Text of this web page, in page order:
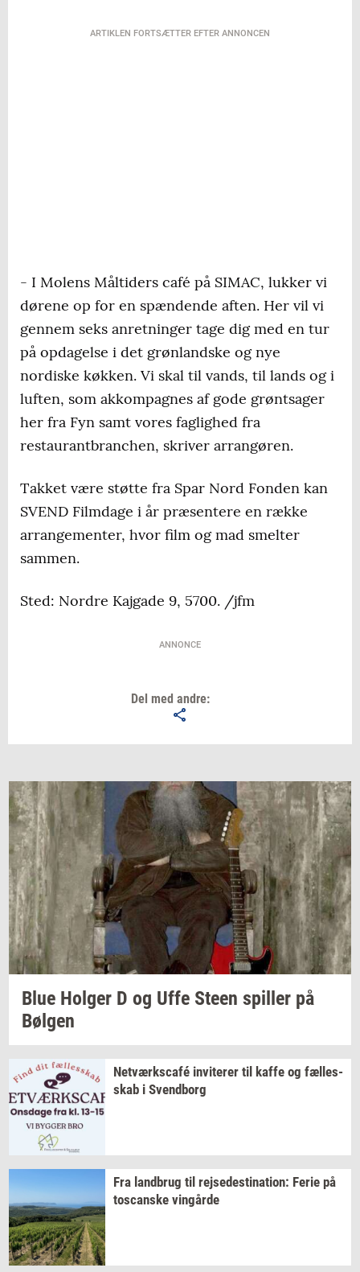
ARTIKLEN FORTSÆTTER EFTER ANNONCEN
- I Molens Måltiders café på SIMAC, lukker vi
dørene op for en spændende aften. Her vil vi
gennem seks anretninger tage dig med en tur
på opdagelse i det grønlandske og nye
nordiske køkken. Vi skal til vands, til lands og i
luften, som akkompagnes af gode grøntsager
her fra Fyn samt vores faglighed fra
restaurantbranchen, skriver arrangøren.
Takket være støtte fra Spar Nord Fonden kan
SVEND Filmdage i år præsentere en række
arrangementer, hvor film og mad smelter
sammen.
Sted: Nordre Kajgade 9, 5700. /jfm
ANNONCE
Del med andre:
Blue Hol­ger D og Uffe Steen spil­ler på
Bøl­gen
Netværkscafé in­vi­te­rer til kaffe og fæl­les­
skab i Svend­borg
Fra land­brug til rej­se­desti­na­tion: Ferie på
toscan­ske vin­går­de